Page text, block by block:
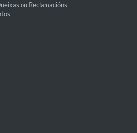
ou Reclamacións